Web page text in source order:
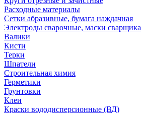
Расходные материалы
Сетки абразивные, бумага наждачная
Электроды сварочные, маски сварщика
Валики
Кисти
Терки
Шпатели
Строительная химия
Герметики
Грунтовки
Клеи
Краски вододисперсионные (ВД)